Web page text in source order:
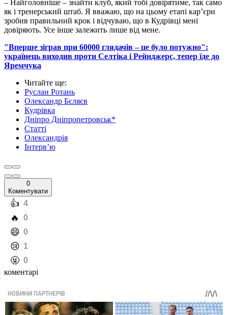
– Найголовніше – знайти клуб, який тобі довірятиме, так само
як і тренерський штаб. Я вважаю, що на цьому етапі кар’єри
зробив правильний крок і відчуваю, що в Кудрівці мені
довіряють. Усе інше залежить лише від мене.
"Вперше зіграв при 60000 глядачів – це було потужно":
українець виходив проти Селтіка і Рейнджерс, тепер їде до
Яремчука
Читайте ще:
Руслан Ротань
Олександр Бєляєв
Кудрівка
Дніпро Дніпропетровськ*
Статті
Олександрія
Інтерв’ю
0
Коментувати
️👍 4
️🔥 0
️😄 0
️😢 1
️🤬 0
коментарі